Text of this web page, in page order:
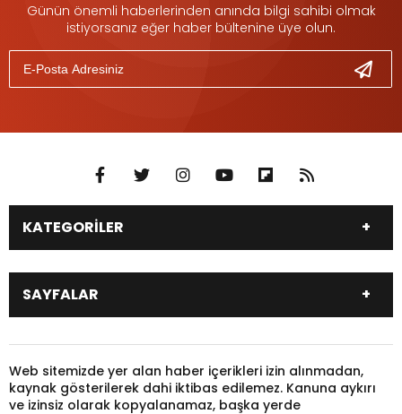
Günün önemli haberlerinden anında bilgi sahibi olmak
istiyorsanız eğer haber bültenine üye olun.
KATEGORİLER
DÜNYA
SİYASET
EKONOMİ
SAĞLIK
SPOR
TARIM
YEREL YÖNETİM
GÜNDEM
HAYVANLAR
KADIN
KONSER
SAYFALAR
Pariteler
Canlı Sonuçlar
Puan Durumu
Fikstür
Web sitemizde yer alan haber içerikleri izin alınmadan,
kaynak gösterilerek dahi iktibas edilemez. Kanuna aykırı
ve izinsiz olarak kopyalanamaz, başka yerde